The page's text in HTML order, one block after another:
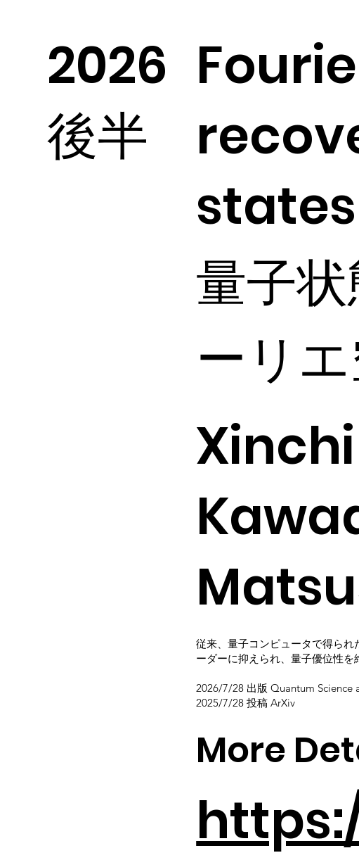
states
量子
ーリ
従来、量子コンピュータで得ら
ーダーに抑えられ、量子優位性を
2026/7/28 出版 Quantum Science
2025/7/28 投稿 ArXiv
More
2026
後半